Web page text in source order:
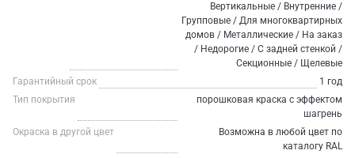
Вертикальные / Внутренние /
Групповые / Для многоквартирных
домов / Металлические / На заказ
/ Недорогие / С задней стенкой /
Секционные / Щелевые
Гарантийный срок
1 год
Тип покрытия
порошковая краска с эффектом
шагрень
Окраска в другой цвет
Возможна в любой цвет по
каталогу RAL